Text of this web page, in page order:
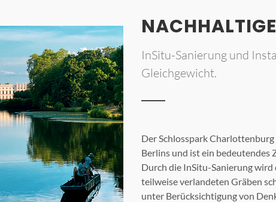
InSitu-Sanierung und
Gleichgewicht.
Der Schlosspark
Berlins und ist ein bedeutendes
Durch die InSitu-Sanierung
teilweise verlandeten Gräben
unter Berücksichtigung von